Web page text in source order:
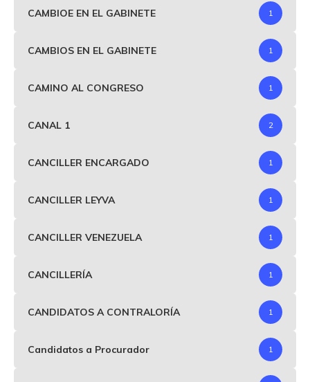
CAMBIOE EN EL GABINETE 1
CAMBIOS EN EL GABINETE 1
CAMINO AL CONGRESO 1
CANAL 1 2
CANCILLER ENCARGADO 1
CANCILLER LEYVA 1
CANCILLER VENEZUELA 1
CANCILLERÍA 1
CANDIDATOS A CONTRALORÍA 1
Candidatos a Procurador 1